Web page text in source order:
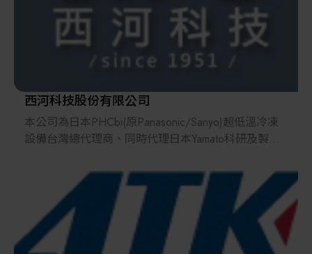
西河科技股份有限公司
本公司為日本PHCbi(原Panasonic/Sanyo)超低溫冷凍
設備台灣總代理商、同時代理日本Yamato科研及製程
Brady特用標籤與標籤機。
西河科技技術服務涵蓋全產業、從科學研發到工業製
程、從生醫醫療到光電半導體、提供客戶最新的設備
與耗材。
資訊下載
顯示/光電設備
Micro LED/LED
高科技廠房設施與廠務系統
無人載具
太陽能設備
材料/元件/化學品
其他